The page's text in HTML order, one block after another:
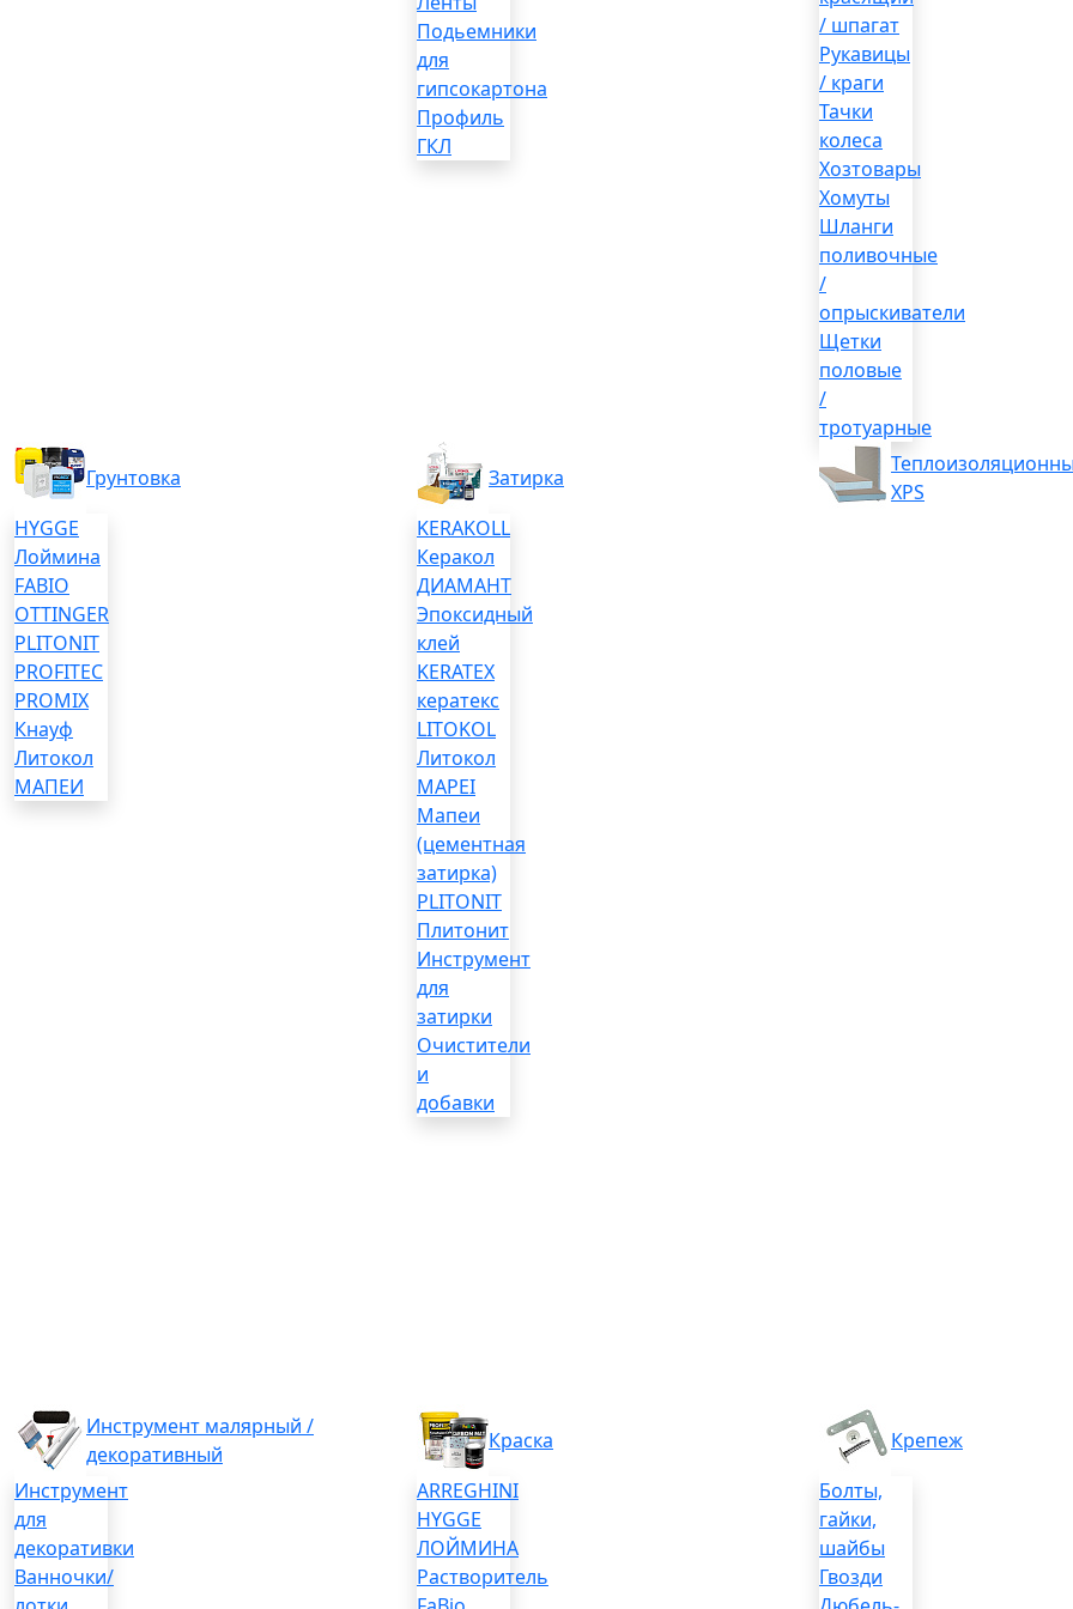
Подьемники
для
гипсокартона
Профиль
ГКЛ
/ шпагат
Рукавицы
/ краги
Тачки
колеса
Хозтовары
Хомуты
Шланги
поливочные
/
опрыскиватели
Щетки
половые
/
тротуарные
Грунтовка
HYGGE
Лоймина
FABIO
OTTINGER
PLITONIT
PROFITEC
PROMIX
Кнауф
Литокол
МАПЕИ
Затирка
KERAKOLL
Керакол
ДИАМАНТ
Эпоксидный
клей
KERATEX
кератекс
LITOKOL
Литокол
MAPEI
Мапеи
(цементная
затирка)
PLITONIT
Плитонит
Инструмент
для
затирки
Очистители
и
добавки
XPS
Инструмент малярный /
декоративный
Инструмент
для
декоративки
Ванночки/
Краска
ARREGHINI
HYGGE
ЛОЙМИНА
Растворитель
Крепеж
Болты,
гайки,
шайбы
Гвозди